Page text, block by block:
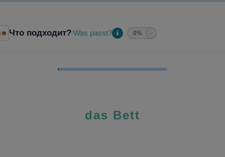
Что подходит?/Was passt? 0%
das Bett